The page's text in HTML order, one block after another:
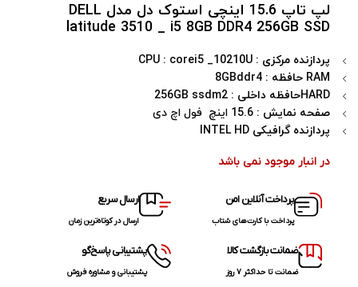
لپ تاپ 15.6 اینچی استوک دل مدل DELL
latitude 3510 _ i5 8GB DDR4 256GB SSD
پردازنده مرکزی : CPU : corei5 _10210U
RAM حافظه
: 8GBddr4
HARDحافظه داخلی
: 256GB ssdm2
صفحه نمایش : 15.6 اینچ فول اچ دی
پردازنده گرافیکی
در انبار موجود نمی باشد
پرداخت آنلاین امن
پرداخت با کارت‌های شتاب
ارسال سریع
ارسال در کوتاه‌ترین زمان
ضمانت بازگشت کالا
ضمانت تا حداکثر ۷ روز
پشتیبانی پاسخ‌گو
پشتیبانی و مشاوره فروش